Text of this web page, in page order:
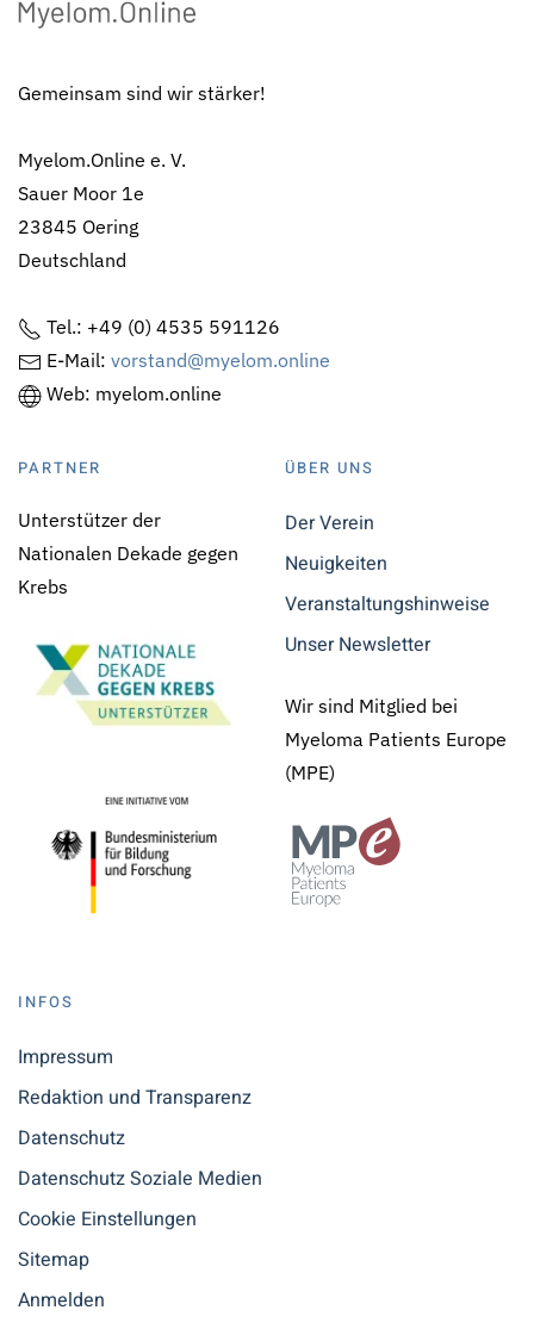
Gemeinsam sind wir stärker!
Myelom.Online e. V.
Sauer Moor 1e
23845 Oering
Deutschland
Tel.: +49 (0) 4535 591126
E-Mail: vorstand@myelom.online
Web: myelom.online
PARTNER
Unterstützer der
Nationalen Dekade gegen
Krebs
ÜBER UNS
Der Verein
Neuigkeiten
Veranstaltungshinweise
Unser Newsletter
Wir sind Mitglied bei
Myeloma Patients Europe
(MPE)
INFOS
Impressum
Redaktion und Transparenz
Datenschutz
Datenschutz Soziale Medien
Cookie Einstellungen
Sitemap
Anmelden